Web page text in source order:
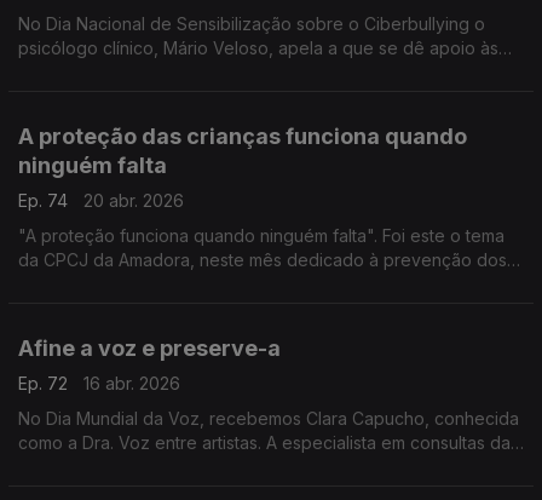
No Dia Nacional de Sensibilização sobre o Ciberbullying o
psicólogo clínico, Mário Veloso, apela a que se dê apoio às
A proteção das crianças funciona quando
ninguém falta
Ep. 74
20 abr. 2026
"A proteção funciona quando ninguém falta". Foi este o tema
da CPCJ da Amadora, neste mês dedicado à prevenção dos
Afine a voz e preserve-a
Ep. 72
16 abr. 2026
No Dia Mundial da Voz, recebemos Clara Capucho, conhecida
como a Dra. Voz entre artistas. A especialista em consultas da